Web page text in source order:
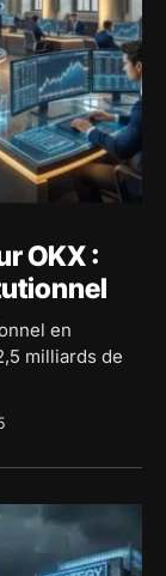
OKX :
en
milliards de